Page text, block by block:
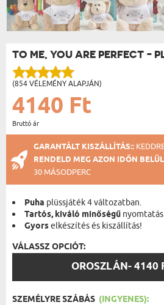
TO ME, YOU ARE PERFECT -
(854 VÉLEMÉNY ALAPJÁN)
4140 Ft
Bruttó ár
GARANTÁLT KISZÁLLÍTÁS::
RENDELD MEG AZON IDŐN
29 MÁSODPERC
Puha plüssjáték 4 változatban.
Tartós, kiváló minőségű
Gyorselkészítés és kiszállítás!
VÁLASSZ OPCIÓT:
OROSZLÁN- 4140
SZEMÉLYRE SZÁBÁS (INGYENES):